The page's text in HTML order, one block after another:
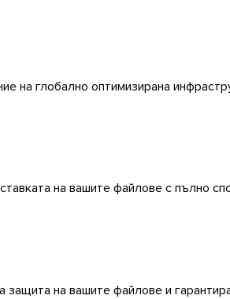
на глобално оптимизирана
на вашите файлове с пълно
на вашите файлове и